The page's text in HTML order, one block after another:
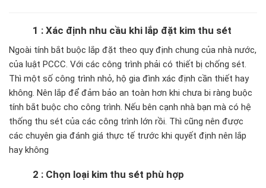
1 : Xác định nhu cầu khi lắp đặt kim thu sét
Ngoài tính bắt buộc lắp đặt theo quy định chung của nhà nước,
của luật PCCC. Với các công trình phải có thiết bị chống sét.
Thì một số công trình nhỏ, hộ gia đình xác định cần thiết hay
không. Nên lắp để đảm bảo an toàn hơn khi chưa bi ràng buộc
tính bắt buộc cho công trình. Nếu bên cạnh nhà bạn mà có hệ
thống thu sét của các công trình lớn rồi. Thì cũng nên được
các chuyên gia đánh giá thực tế trước khi quyết định nên lắp
hay không
2 : Chọn loại kim thu sét phù hợp